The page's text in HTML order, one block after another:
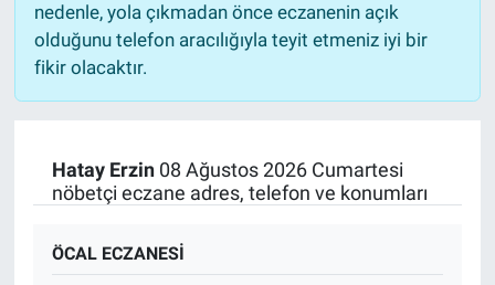
nedenle, yola çıkmadan önce eczanenin açık
olduğunu telefon aracılığıyla teyit etmeniz iyi bir
fikir olacaktır.
Hatay Erzin08 Ağustos 2026 Cumartesi
nöbetçi eczane adres, telefon ve konumları
ÖCAL ECZANESİ